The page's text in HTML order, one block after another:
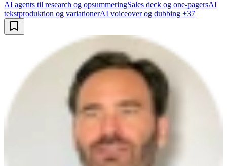
AI agents til research og opsummeringSales deck og one-pagersAI
tekstproduktion og variationerAI voiceover og dubbing +37